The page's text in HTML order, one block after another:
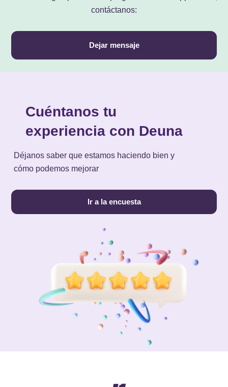
contáctanos:
Dejar mensaje
Cuéntanos tu
experiencia con Deuna
Déjanos saber que estamos haciendo bien y
cómo podemos mejorar
Ir a la encuesta